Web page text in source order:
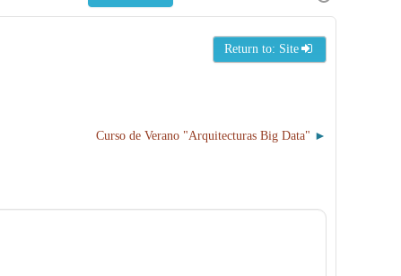
Return to: Site
Curso de Verano "Arquitecturas Big Data"